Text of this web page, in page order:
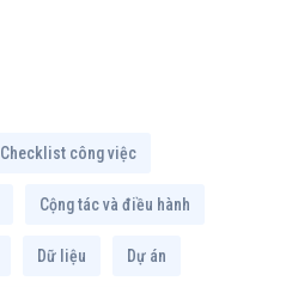
Checklist công việc
Cộng tác và điều hành
Dữ liệu Dự án